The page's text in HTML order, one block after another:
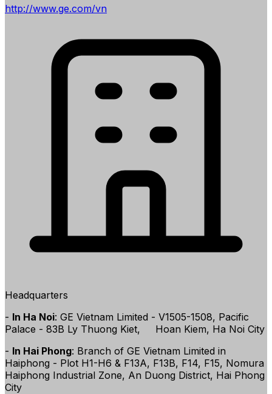
http://www.ge.com/vn
Headquarters
- In Ha Noi: GE Vietnam Limited - V1505-1508, Pacific
Palace - 83B Ly Thuong Kiet, Hoan Kiem, Ha Noi City
- In Hai Phong: Branch of GE Vietnam Limited in
Haiphong - Plot H1-H6 & F13A, F13B, F14, F15, Nomura
Haiphong Industrial Zone, An Duong District, Hai Phong
City